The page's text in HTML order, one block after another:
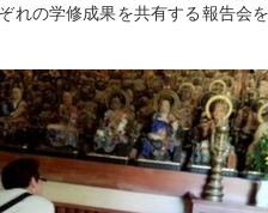
れの学修成果を共有する報告会